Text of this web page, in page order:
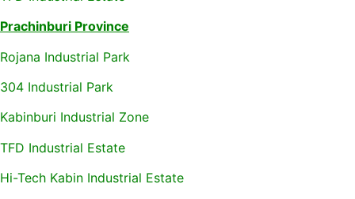
Prachinburi Province
Rojana Industrial Park
304 Industrial Park
Kabinburi Industrial Zone
TFD Industrial Estate
Hi-Tech Kabin Industrial Estate